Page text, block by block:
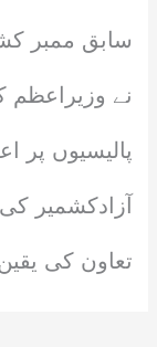
سابق ممبر
نے
پالیسیوں پر
آزادکشمیر
تعاون کی